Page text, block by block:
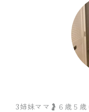
3姉妹ママ🤰６歳５